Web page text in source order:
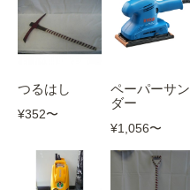
つるはし
¥352〜
ペーパーサン
ダー
¥1,056〜